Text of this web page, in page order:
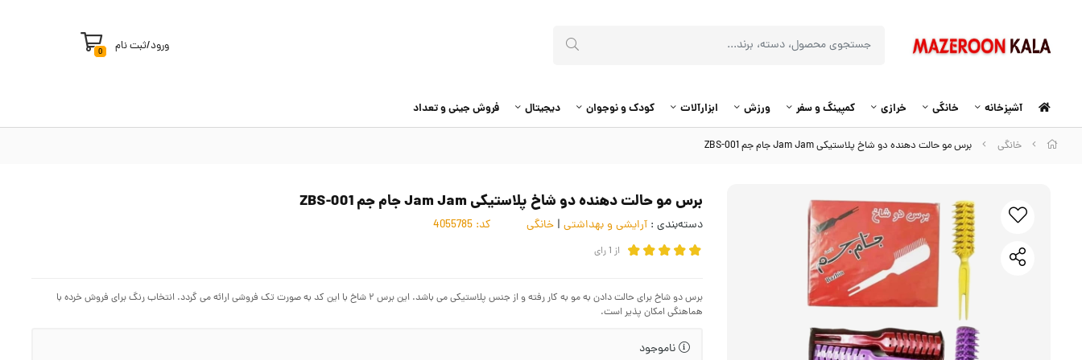
ورود/ثبت نام 0
آشپزخانه خانگی خرازی کمپینگ و سفر ورزش ابزارآلات کودک و نوجوان دیجیتال فروش جینی و تعداد
خانگی برس مو حالت دهنده دو شاخ پلاستیکی Jam Jam جام جم ZBS-001
برس مو حالت دهنده دو شاخ پلاستیکی Jam Jam جام جم ZBS-001
دسته‌بندی : آرایشی و بهداشتی | خانگی کد:
از 1رای
برس دو شاخ برای حالت دادن به مو به کار رفته و از جنس پلاستیکی می باشد. این برس ۲ شاخ با این کد به صورت تک فروشی ارائه می گردد. انتخاب رنگ برای فروش خرده با
هماهنگی امکان پذیر است.
ناموجود